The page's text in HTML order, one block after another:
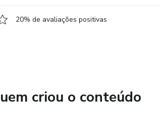
20% de avaliações positivas
criou o conteúdo